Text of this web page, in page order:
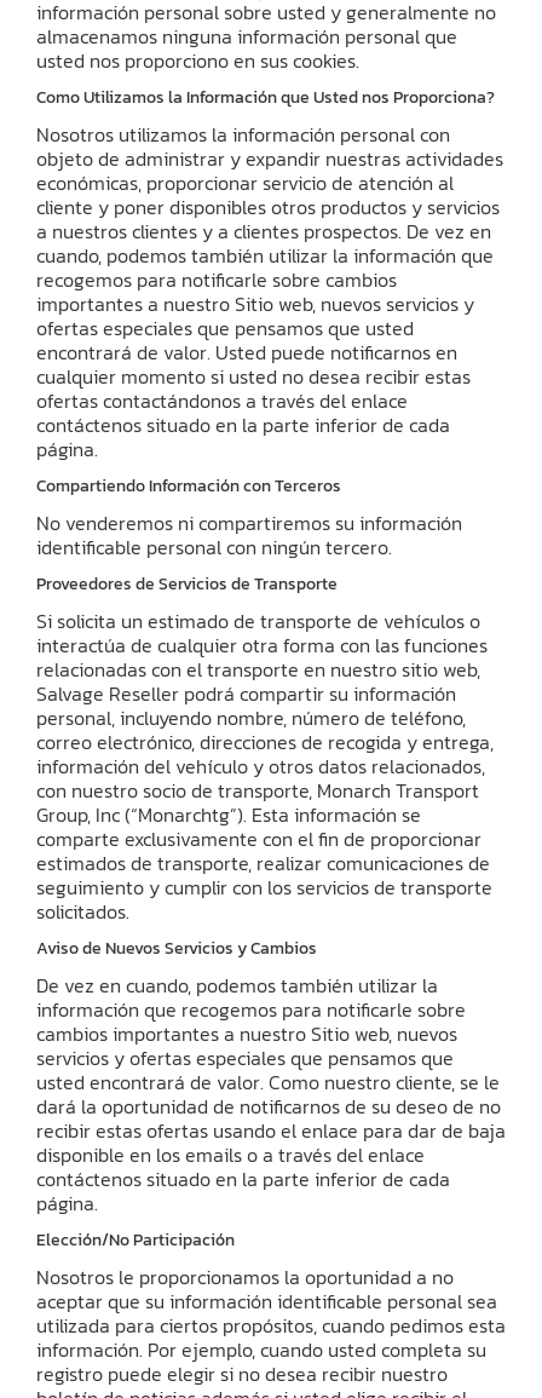
información personal sobre usted y generalmente no
almacenamos ninguna información personal que
usted nos proporciono en sus cookies.
Como Utilizamos la Información que Usted nos Proporciona?
Nosotros utilizamos la información personal con
objeto de administrar y expandir nuestras actividades
económicas, proporcionar servicio de atención al
cliente y poner disponibles otros productos y servicios
a nuestros clientes y a clientes prospectos. De vez en
cuando, podemos también utilizar la información que
recogemos para notificarle sobre cambios
importantes a nuestro Sitio web, nuevos servicios y
ofertas especiales que pensamos que usted
encontrará de valor. Usted puede notificarnos en
cualquier momento si usted no desea recibir estas
ofertas contactándonos a través del enlace
contáctenos situado en la parte inferior de cada
página.
Compartiendo Información con Terceros
No venderemos ni compartiremos su información
identificable personal con ningún tercero.
Proveedores de Servicios de Transporte
Si solicita un estimado de transporte de vehículos o
interactúa de cualquier otra forma con las funciones
relacionadas con el transporte en nuestro sitio web,
Salvage Reseller podrá compartir su información
personal, incluyendo nombre, número de teléfono,
correo electrónico, direcciones de recogida y entrega,
información del vehículo y otros datos relacionados,
con nuestro socio de transporte, Monarch Transport
Group, Inc (“Monarchtg”). Esta información se
comparte exclusivamente con el fin de proporcionar
estimados de transporte, realizar comunicaciones de
seguimiento y cumplir con los servicios de transporte
solicitados.
Aviso de Nuevos Servicios y Cambios
De vez en cuando, podemos también utilizar la
información que recogemos para notificarle sobre
cambios importantes a nuestro Sitio web, nuevos
servicios y ofertas especiales que pensamos que
usted encontrará de valor. Como nuestro cliente, se le
dará la oportunidad de notificarnos de su deseo de no
recibir estas ofertas usando el enlace para dar de baja
disponible en los emails o a través del enlace
contáctenos situado en la parte inferior de cada
página.
Elección/No Participación
Nosotros le proporcionamos la oportunidad a no
aceptar que su información identificable personal sea
utilizada para ciertos propósitos, cuando pedimos esta
información. Por ejemplo, cuando usted completa su
registro puede elegir si no desea recibir nuestro